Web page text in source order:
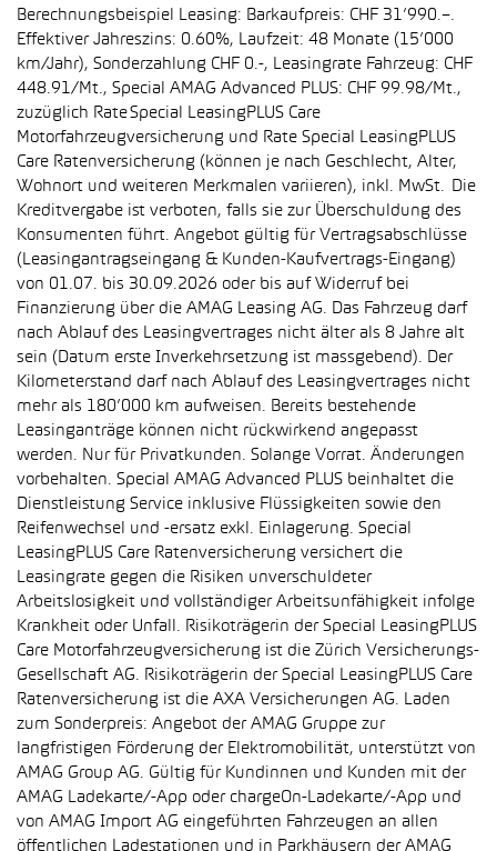
Berechnungsbeispiel Leasing: Barkaufpreis: CHF 31’990.–.
Effektiver Jahreszins: 0.60%, Laufzeit: 48 Monate (15’000
km/Jahr), Sonderzahlung CHF 0.-, Leasingrate Fahrzeug: CHF
448.91/Mt., Special AMAG Advanced PLUS: CHF 99.98/Mt.,
zuzüglich Rate Special LeasingPLUS Care
Motorfahrzeugversicherung und Rate Special LeasingPLUS
Care Ratenversicherung (können je nach Geschlecht, Alter,
Wohnort und weiteren Merkmalen variieren), inkl. MwSt. Die
Kreditvergabe ist verboten, falls sie zur Überschuldung des
Konsumenten führt. Angebot gültig für Vertragsabschlüsse
(Leasingantragseingang & Kunden-Kaufvertrags-Eingang)
von 01.07. bis 30.09.2026 oder bis auf Widerruf bei
Finanzierung über die AMAG Leasing AG. Das Fahrzeug darf
nach Ablauf des Leasingvertrages nicht älter als 8 Jahre alt
sein (Datum erste Inverkehrsetzung ist massgebend). Der
Kilometerstand darf nach Ablauf des Leasingvertrages nicht
mehr als 180’000 km aufweisen. Bereits bestehende
Leasinganträge können nicht rückwirkend angepasst
werden. Nur für Privatkunden. Solange Vorrat. Änderungen
vorbehalten. Special AMAG Advanced PLUS beinhaltet die
Dienstleistung Service inklusive Flüssigkeiten sowie den
Reifenwechsel und -ersatz exkl. Einlagerung. Special
LeasingPLUS Care Ratenversicherung versichert die
Leasingrate gegen die Risiken unverschuldeter
Arbeitslosigkeit und vollständiger Arbeitsunfähigkeit infolge
Krankheit oder Unfall. Risikoträgerin der Special LeasingPLUS
Care Motorfahrzeugversicherung ist die Zürich Versicherungs-
Gesellschaft AG. Risikoträgerin der Special LeasingPLUS Care
Ratenversicherung ist die AXA Versicherungen AG. Laden
zum Sonderpreis: Angebot der AMAG Gruppe zur
langfristigen Förderung der Elektromobilität, unterstützt von
AMAG Group AG. Gültig für Kundinnen und Kunden mit der
AMAG Ladekarte/-App oder chargeOn-Ladekarte/-App und
von AMAG Import AG eingeführten Fahrzeugen an allen
öffentlichen Ladestationen und in Parkhäusern der AMAG